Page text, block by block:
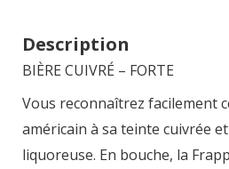
Description
BIÈRE CUIVRÉ – FORTE
Vous reconnaîtrez facilement
américain à sa teinte cuivrée
liquoreuse. En bouche, la